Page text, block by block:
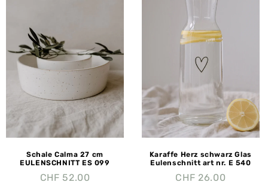
Schale Calma 27 cm
EULENSCHNITT ES 099
CHF 52.00
Karaffe Herz schwarz Glas
Eulenschnitt art nr. E 540
CHF 26.00